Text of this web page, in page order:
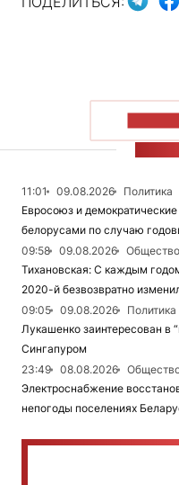
11:01 09.08.2026
Политика
Евросоюз и
белорусами по случаю
09:58
09.08.2026
Тихановская: С каждым
2020-й безвозвратно
09:05
09.08.2026
Политика
Лукашенко заинтересован в
Сингапуром
23:49
08.08.2026
Электроснабжение
непогоды поселениях